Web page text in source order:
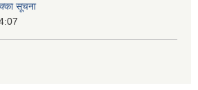
सूचना